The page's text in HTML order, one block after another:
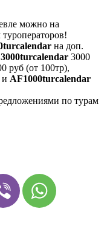
можно на
на доп.
3000
руб (от 100тр),
и AF1000turcalendar
по турам